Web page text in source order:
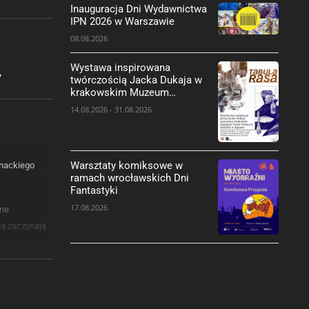
zaczynają
w
tajemnic,
Inauguracja Dni Wydawnictwa
IPN 2026 w Warszawie
08.08.2026
Wystawa inspirowana
twórczością Jacka Dukaja w
krakowskim Muzeum
Komiksu
14.08.2026 - 31.08.2026
Warsztaty komiksowe w
ramach wrocławskich Dni
Fantastyki
17.08.2026